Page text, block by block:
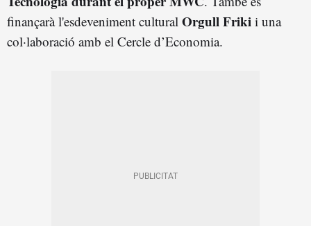
finançarà l'esdeveniment cultural Orgull Friki i una
col·laboració amb el Cercle d’Economia.